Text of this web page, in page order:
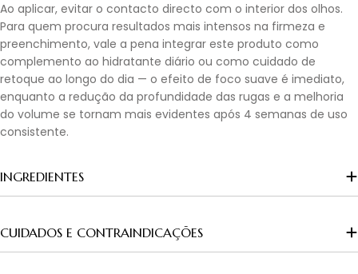
Ao aplicar, evitar o contacto directo com o interior dos olhos.
Para quem procura resultados mais intensos na firmeza e
preenchimento, vale a pena integrar este produto como
complemento ao hidratante diário ou como cuidado de
retoque ao longo do dia — o efeito de foco suave é imediato,
enquanto a redução da profundidade das rugas e a melhoria
do volume se tornam mais evidentes após 4 semanas de uso
consistente.
INGREDIENTES
CUIDADOS E CONTRAINDICAÇÕES